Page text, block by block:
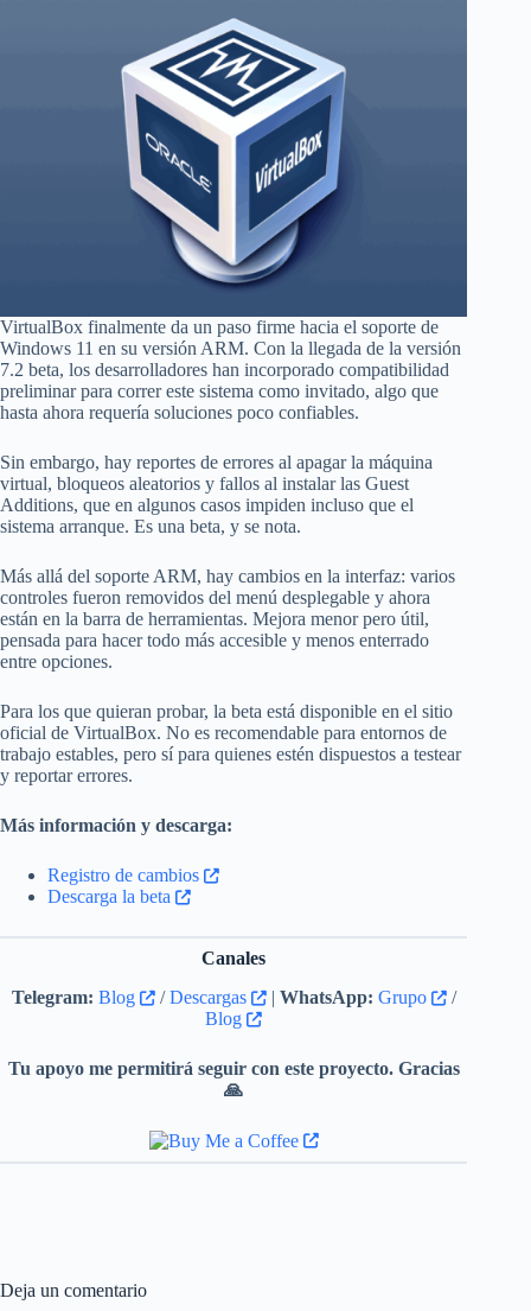
VirtualBox finalmente da un paso firme hacia el soporte de
Windows 11 en su versión ARM. Con la llegada de la versión
7.2 beta, los desarrolladores han incorporado compatibilidad
preliminar para correr este sistema como invitado, algo que
hasta ahora requería soluciones poco confiables.
Sin embargo, hay reportes de errores al apagar la máquina
virtual, bloqueos aleatorios y fallos al instalar las Guest
Additions, que en algunos casos impiden incluso que el
sistema arranque. Es una beta, y se nota.
Más allá del soporte ARM, hay cambios en la interfaz: varios
controles fueron removidos del menú desplegable y ahora
están en la barra de herramientas. Mejora menor pero útil,
pensada para hacer todo más accesible y menos enterrado
entre opciones.
Para los que quieran probar, la beta está disponible en el sitio
oficial de VirtualBox. No es recomendable para entornos de
trabajo estables, pero sí para quienes estén dispuestos a testear
y reportar errores.
Más información y descarga:
Registro de cambios
Descarga la beta
Canales
Telegram: Blog /Descargas | WhatsApp: Grupo
/
Blog
Tu apoyo me permitirá seguir con este proyecto. Gracias
🙏
Deja un comentario